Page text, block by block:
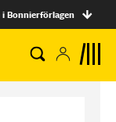
Bonnierförlagen